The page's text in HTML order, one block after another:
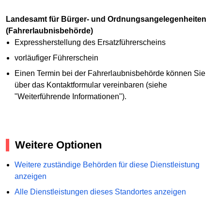
Landesamt für Bürger- und Ordnungsangelegenheiten
(Fahrerlaubnisbehörde)
Expressherstellung des Ersatzführerscheins
vorläufiger Führerschein
Einen Termin bei der Fahrerlaubnisbehörde können Sie
über das Kontaktformular vereinbaren (siehe
"Weiterführende Informationen").
Weitere Optionen
Weitere zuständige Behörden für diese Dienstleistung
anzeigen
Alle Dienstleistungen dieses Standortes anzeigen